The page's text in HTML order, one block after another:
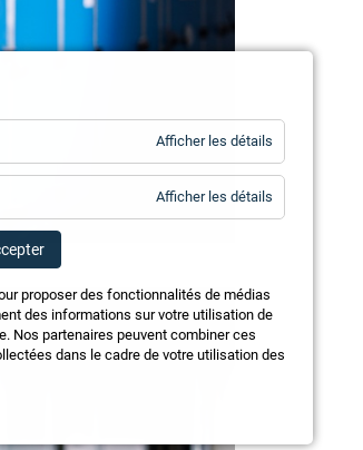
Afficher les détails
Afficher les détails
proposer des fonctionnalités de médias
des informations sur votre utilisation de
Nos partenaires peuvent combiner ces
dans le cadre de votre utilisation des